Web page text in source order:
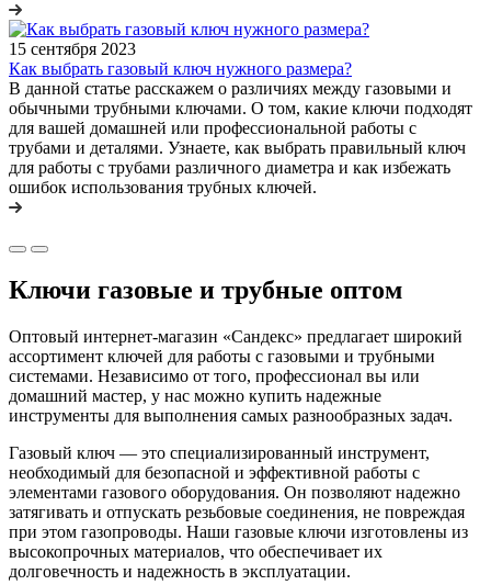
15 сентября 2023
Как выбрать газовый ключ нужного размера?
В данной статье расскажем о различиях между газовыми и
обычными трубными ключами. О том, какие ключи подходят
для вашей домашней или профессиональной работы с
трубами и деталями. Узнаете, как выбрать правильный ключ
для работы с трубами различного диаметра и как избежать
ошибок использования трубных ключей.
Ключи газовые и трубные оптом
Оптовый интернет-магазин «Сандекс» предлагает широкий
ассортимент ключей для работы с газовыми и трубными
системами. Независимо от того, профессионал вы или
домашний мастер, у нас можно купить надежные
инструменты для выполнения самых разнообразных задач.
Газовый ключ — это специализированный инструмент,
необходимый для безопасной и эффективной работы с
элементами газового оборудования. Он позволяют надежно
затягивать и отпускать резьбовые соединения, не повреждая
при этом газопроводы. Наши газовые ключи изготовлены из
высокопрочных материалов, что обеспечивает их
долговечность и надежность в эксплуатации.